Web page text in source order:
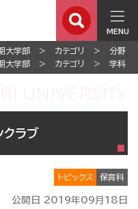
MENU
大学部 カテゴリ
分野
大学部 カテゴリ 学科
クラブ
トピックス 保育科
公開日 2019年09月18日